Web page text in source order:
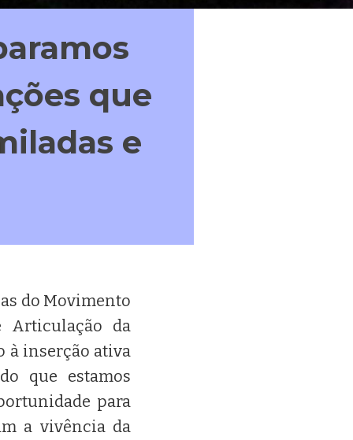
que
e
do Movimento
Articulação da
à inserção ativa
que estamos
para
a vivência da